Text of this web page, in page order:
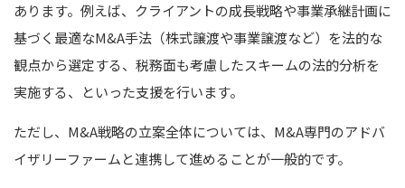
あります。例えば、クライアントの成長戦略や事業承継計画に
基づく最適なM&A手法（株式譲渡や事業譲渡など）を法的な
観点から選定する、税務面も考慮したスキームの法的分析を
実施する、といった支援を行います。
ただし、M&A戦略の立案全体については、M&A専門のアドバ
イザリーファームと連携して進めることが一般的です。